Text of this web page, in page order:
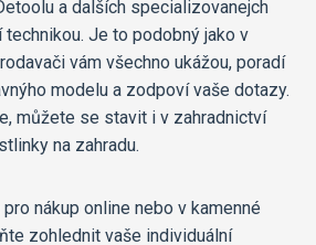
a dalších specializovanejch
technikou. Je to podobný jako v
vám všechno ukážou, poradí
modelu a zodpoví vaše dotazy.
můžete se stavit i v zahradnictví
na zahradu.
nákup online nebo v kamenné
zohlednit vaše individuální